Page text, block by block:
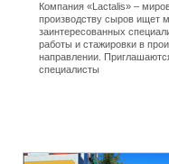
Компания «Lactalis» –
производству сыров ищет
заинтересованных
работы и стажировки в
направлении.
специалисты